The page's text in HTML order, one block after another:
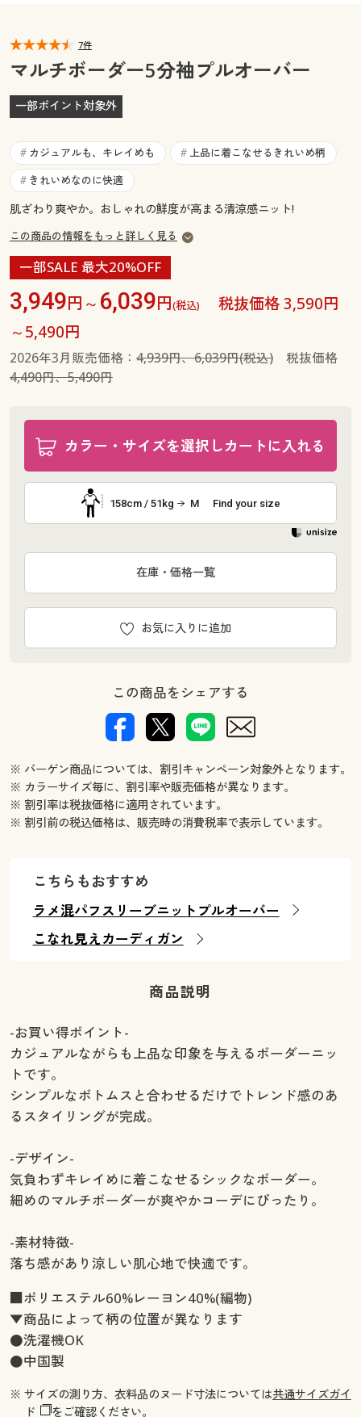
マイページ
閲覧履歴
お気に入り
サポート
よくある質問とお問い合わせ
閲覧履歴
ご利用ガイド
よくある質問とお問い合わせ
7件
マルチボーダー5分袖プルオーバー
一部ポイント対象外
# カジュアルも、キレイめも # 上品に着こなせるきれいめ柄
# きれいめなのに快適
肌ざわり爽やか。おしゃれの鮮度が高まる清涼感ニット!
この商品の情報をもっと詳しく見る
一部SALE 最大20%OFF
3,949円～ 6,039円(税込)
税抜価格 3,590円
～5,490円
2026年3月販売価格： 4,939円、6,039円(税込)税抜価格
4,490円、5,490円
カラー・サイズを選択しカートに入れる
158cm / 51kg M Find your size
お気に入りに追加
在庫・価格一覧
この商品をシェアする
※ バーゲン商品については、割引キャンペーン対象外となります。
※ カラーサイズ毎に、割引率や販売価格が異なります。
※ 割引率は税抜価格に適用されています。
※ 割引前の税込価格は、販売時の消費税率で表示しています。
こちらもおすすめ
ラメ混パフスリーブニットプルオーバー
こなれ見えカーディガン
商品説明
-お買い得ポイント-
カジュアルながらも上品な印象を与えるボーダーニッ
トです。
シンプルなボトムスと合わせるだけでトレンド感のあ
るスタイリングが完成。
-デザイン-
気負わずキレイめに着こなせるシックなボーダー。
細めのマルチボーダーが爽やかコーデにぴったり。
-素材特徴-
落ち感があり涼しい肌心地で快適です。
■ポリエステル60%レーヨン40%(編物)
▼商品によって柄の位置が異なります
●洗濯機OK
●中国製
※ サイズの測り方、衣料品のヌード寸法については共通サイズガイ
ド
をご確認ください。